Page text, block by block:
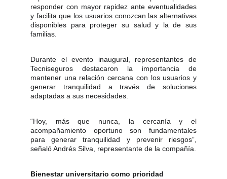
responder con mayor rapidez ante eventualidades
y facilita que los usuarios conozcan las alternativas
disponibles para proteger su salud y la de sus
familias.
Durante el evento inaugural, representantes de
Tecniseguros destacaron la importancia de
mantener una relación cercana con los usuarios y
generar tranquilidad a través de soluciones
adaptadas a sus necesidades.
“Hoy, más que nunca, la cercanía y el
acompañamiento oportuno son fundamentales
para generar tranquilidad y prevenir riesgos”,
señaló Andrés Silva, representante de la compañía.
Bienestar universitario como prioridad